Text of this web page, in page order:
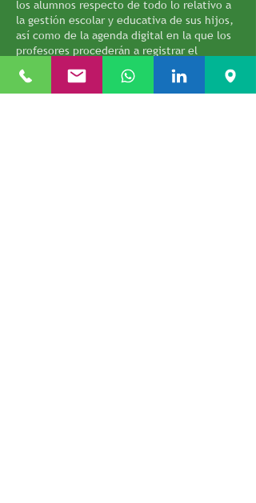
los alumnos respecto de todo lo relativo a
la gestión escolar y educativa de sus hijos,
así como de la agenda digital en la que los
profesores procederán a registrar el
seguimiento del alumno.
Por otra parte, la aplicación sí requiere que